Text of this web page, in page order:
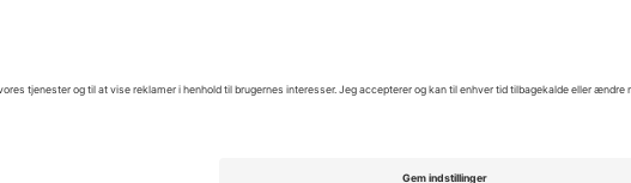
Sofia, Bulgaria
06700 Ciudad de México, CDMX, Mexico